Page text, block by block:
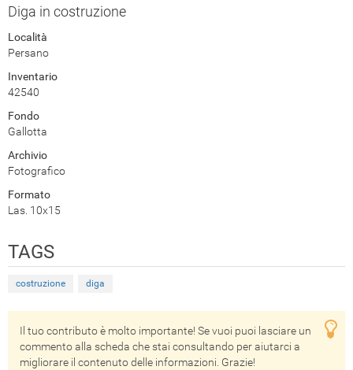
Diga in costruzione
Località
Persano
Inventario
42540
Fondo
Gallotta
Archivio
Fotografico
Formato
Las. 10x15
TAGS
costruzione diga
Il tuo contributo è molto importante! Se vuoi puoi lasciare un
commento alla scheda che stai consultando per aiutarci a
migliorare il contenuto delle informazioni. Grazie!